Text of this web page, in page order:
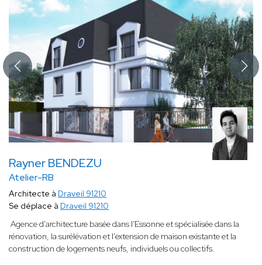
Rayner BENDEZU
Atelier-RB
Architecte à Draveil 91210
Se déplace à Draveil 91210
Agence d'architecture basée dans l'Essonne et spécialisée dans la
rénovation, la surélévation et l'extension de maison existante et la
construction de logements neufs, individuels ou collectifs.